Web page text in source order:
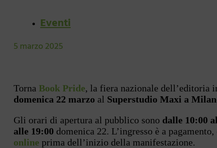
Eventi
5 marzo 2025
Torna Book Pride, la fiera nazionale dell’editoria
domenica 22 marzo al Superstudio Maxi a
Gli orari di apertura al pubblico sono dalle 10:00
alle 19:00 domenica 22. L’ingresso è a
online prima dell’inizio della manifestazione.